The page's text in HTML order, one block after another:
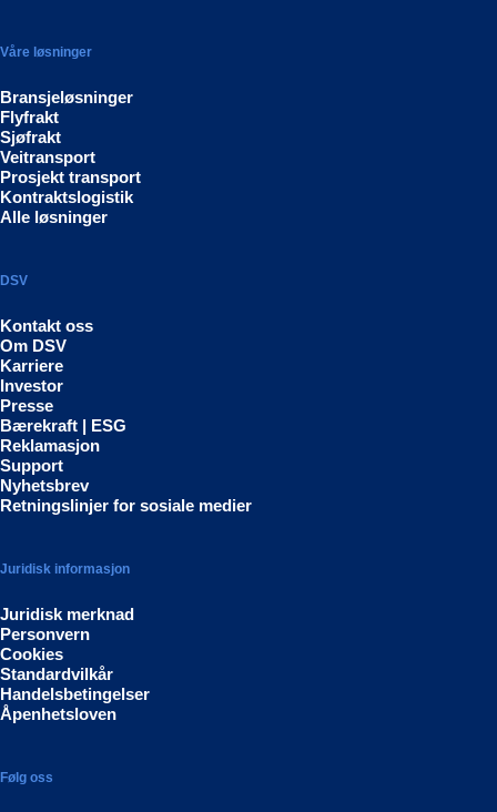
Våre løsninger
Bransjeløsninger
Flyfrakt
Sjøfrakt
Veitransport
Prosjekt transport
Kontraktslogistik
Alle løsninger
DSV
Kontakt oss
Om DSV
Karriere
Investor
Presse
Bærekraft | ESG
Reklamasjon
Support
Nyhetsbrev
Retningslinjer for sosiale medier
Juridisk informasjon
Juridisk merknad
Personvern
Cookies
Standardvilkår
Handelsbetingelser
Åpenhetsloven
Følg oss